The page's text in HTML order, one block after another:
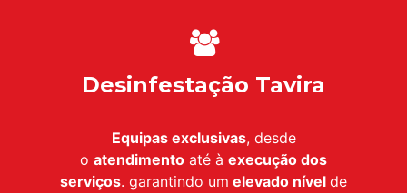
Desinfestação Tavira
Equipas exclusivas, desde
o atendimento até à execução dos
serviços. garantindo um elevado nível de